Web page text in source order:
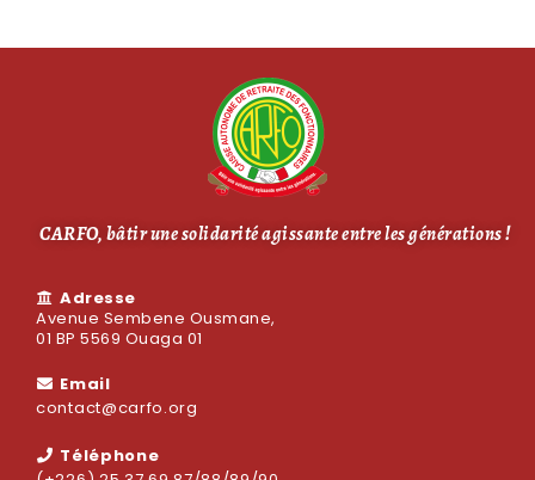
CARFO, bâtir une solidarité agissante entre les générations !
Adresse
Avenue Sembene Ousmane,
01 BP 5569 Ouaga 01
Email
contact@carfo.org
Téléphone